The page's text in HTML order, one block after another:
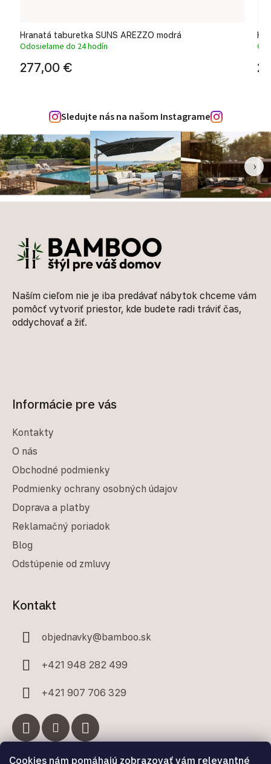
Cookies nám pomáhajú zobrazovať vám relevantné
Hranatá taburetka SUNS AREZZO modrá
Odosielame do 24 hodín
277,00 €
Sledujte nás na našom Instagrame
‹ ›
Naším cieľom nie je iba predávať nábytok chceme vám
pomôcť vytvoriť priestor, kde budete radi tráviť čas,
oddychovať a žiť.
Informácie pre vás
Kontakty
O nás
Obchodné podmienky
Podmienky ochrany osobných údajov
Doprava a platby
Reklamačný poriadok
Blog
Odstúpenie od zmluvy
Kontakt
objednavky@bamboo.sk
+421 948 282 499
+421 907 706 329